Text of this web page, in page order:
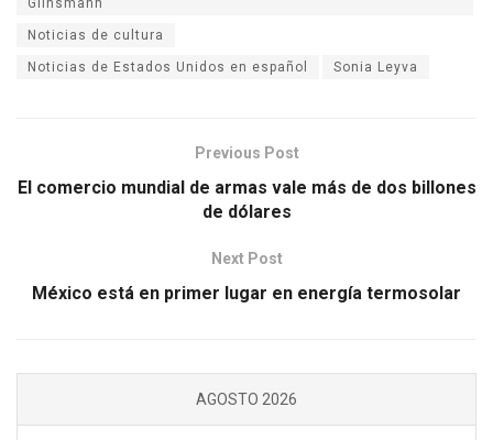
Glinsmann
Noticias de cultura
Noticias de Estados Unidos en español Sonia Leyva
Previous Post
El comercio mundial de armas vale más de dos billones
de dólares
Next Post
México está en primer lugar en energía termosolar
AGOSTO 2026